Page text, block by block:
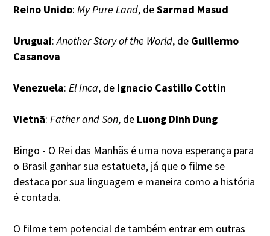
Reino Unido: My Pure Land, deSarmad Masud
Uruguai:Another Story of the World, de Guillermo
Casanova
Venezuela: El Inca, de Ignacio Castillo Cottin
Vietnã: Father and Son, de Luong Dinh Dung
Bingo - O Rei das Manhãs é uma nova esperança para
o Brasil ganhar sua estatueta, já que o filme se
destaca por sua linguagem e maneira como a história
é contada.
O filme tem potencial de também entrar em outras